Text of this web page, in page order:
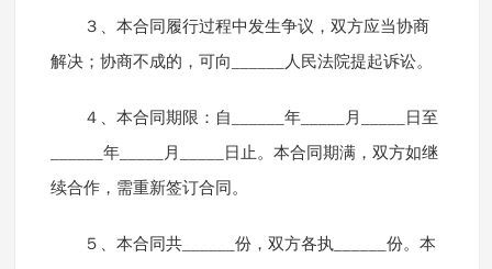
３、本合同履行过程中发生争议，双方应当协商
解决；协商不成的，可向______人民法院提起诉讼。
４、本合同期限：自______年_____月_____日至
______年_____月_____日止。本合同期满，双方如继
续合作，需重新签订合同。
５、本合同共______份，双方各执______份。本